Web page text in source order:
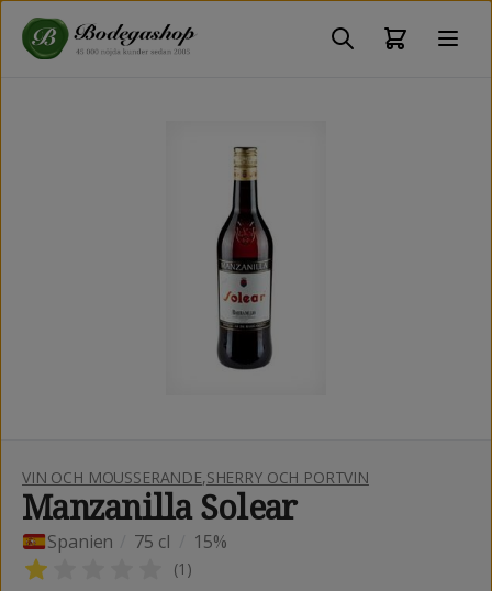
VIN OCH MOUSSERANDE,SHERRY OCH PORTVIN
Manzanilla Solear
Spanien 75 cl 15%
(1 )